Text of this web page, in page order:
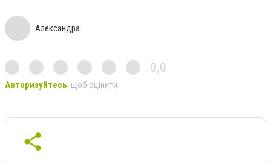
Александра
0,0
Авторизуйтесь, щоб оцінити